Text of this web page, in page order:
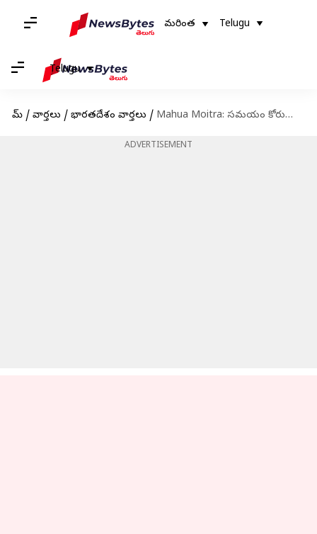
మరింత Telugu
Telugu
హోమ్ / వార్తలు / భారతదేశం వార్తలు / Mahua Moitra: సమయం కోరుతున్న ఎంపీ మహువా మోయిత్రా.. వచ్చే నెలలోనే ఎథిక్స్ ప్యానెల్ కమిటీ ముందుకు
ADVERTISEMENT